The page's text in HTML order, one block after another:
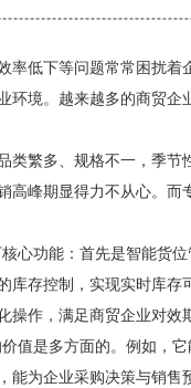
率低下等问题常常困扰
环境。越来越多的商贸企
类繁多、规格不一，季
高峰期显得力不从心。而
心功能：首先是智能货
库存控制，实现实时库
作，满足商贸企业对效
值是多方面的。例如，
能为企业采购决策与销